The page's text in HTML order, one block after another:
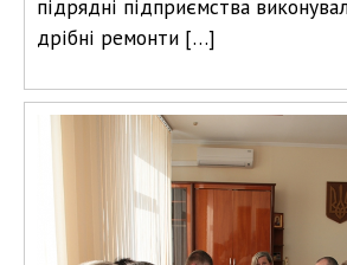
підрядні підприємства
дрібні ремонти […]